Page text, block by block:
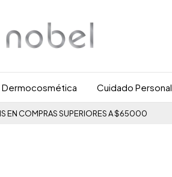
Dermocosmética Cuidado Personal
EN COMPRAS SUPERIORES A $65000